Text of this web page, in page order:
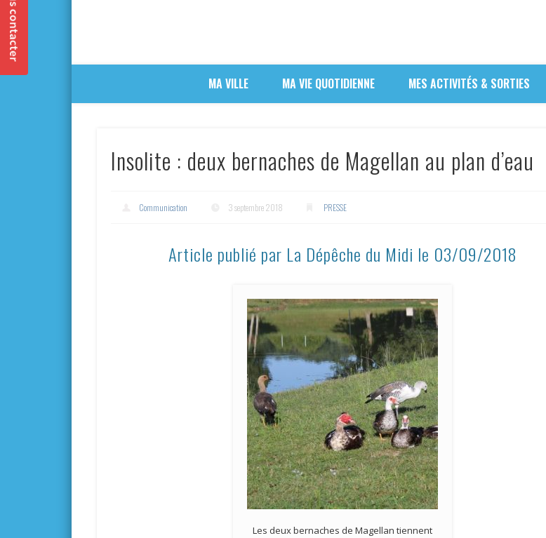
MA VILLE MA VIE QUOTIDIENNE MES ACTIVITÉS & SORTIES
Insolite : deux bernaches de Magellan au plan d’eau
Communication 3 septembre 2018 PRESSE
Article publié par La Dépêche du Midi le 03/09/2018
Les deux bernaches de Magellan tiennent